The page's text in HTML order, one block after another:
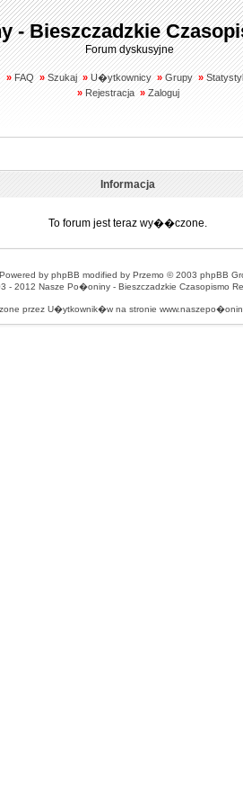
- Bieszczadzkie
Forum dyskusyjne
» FAQ » Szukaj » U�ytkownicy » Grupy »
» Rejestracja » Zaloguj
Informacja
To forum jest teraz wy��czone.
Powered by phpBB modified by Przemo © 2003 phpBB
- 2012 Nasze Po�oniny - Bieszczadzkie Czasopismo
przez U�ytkownik�w na stronie